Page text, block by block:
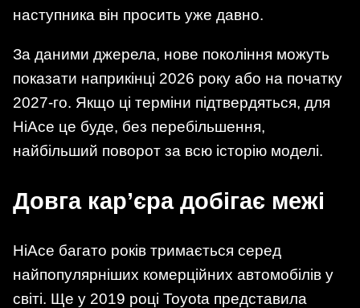
наступника він просить уже давно.
За даними джерела, нове покоління можуть
показати наприкінці 2026 року або на початку
2027-го. Якщо ці терміни підтвердяться, для
HiAce це буде, без перебільшення,
найбільший поворот за всю історію моделі.
Довга кар’єра добігає межі
HiAce багато років тримається серед
найпопулярніших комерційних автомобілів у
світі. Ще у 2019 році Toyota представила